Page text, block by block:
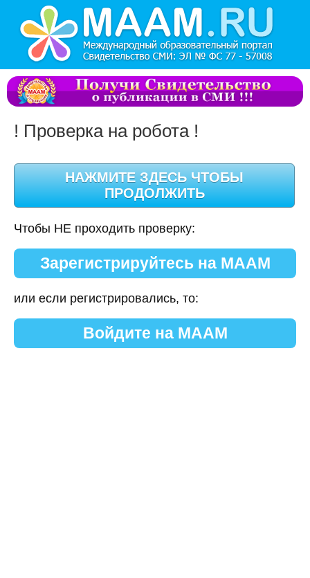
! Проверка на робота !
Чтобы НЕ проходить проверку:
Зарегистрируйтесь на МААМ
или если регистрировались, то:
Войдите на МААМ